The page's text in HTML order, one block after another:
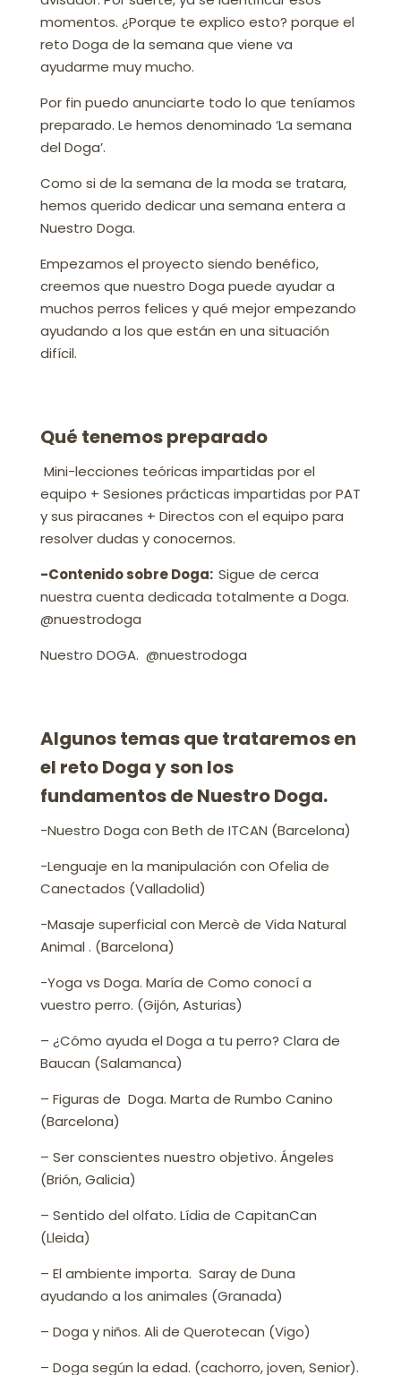
momentos. ¿Porque te explico esto? porque el
reto Doga de la semana que viene va
ayudarme muy mucho.
Por fin puedo anunciarte todo lo que teníamos
preparado. Le hemos denominado ‘La semana
del Doga’.
Como si de la semana de la moda se tratara,
hemos querido dedicar una semana entera a
Nuestro Doga.
Empezamos el proyecto siendo benéfico,
creemos que nuestro Doga puede ayudar a
muchos perros felices y qué mejor empezando
ayudando a los que están en una situación
difícil.
Qué tenemos preparado
Mini-lecciones teóricas impartidas por el
equipo + Sesiones prácticas impartidas por PAT
y sus piracanes + Directos con el equipo para
resolver dudas y conocernos.
-Contenido sobre Doga: Sigue de cerca
nuestra cuenta dedicada totalmente a Doga.
@nuestrodoga
Nuestro DOGA. @nuestrodoga
Algunos temas que trataremos en
el reto Doga y son los
fundamentos de Nuestro Doga.
-Nuestro Doga con Beth de ITCAN (Barcelona)
-Lenguaje en la manipulación con Ofelia de
Canectados (Valladolid)
-Masaje superficial con Mercè de Vida Natural
Animal . (Barcelona)
-Yoga vs Doga. María de Como conocí a
vuestro perro. (Gijón, Asturias)
– ¿Cómo ayuda el Doga a tu perro? Clara de
Baucan (Salamanca)
– Figuras de Doga. Marta de Rumbo Canino
(Barcelona)
– Ser conscientes nuestro objetivo. Ángeles
(Brión, Galicia)
– Sentido del olfato. Lídia de CapitanCan
(Lleida)
– El ambiente importa. Saray de Duna
ayudando a los animales (Granada)
– Doga y niños. Ali de Querotecan (Vigo)
– Doga según la edad. (cachorro, joven, Senior).